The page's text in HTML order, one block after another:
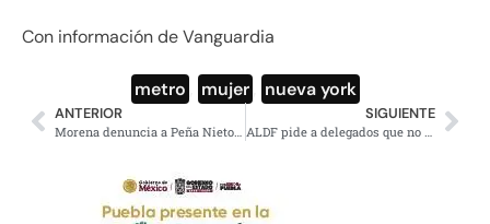
Con información de Vanguardia
metro mujer nueva york
ANTERIOR SIGUIENTE